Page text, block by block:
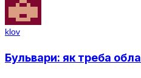
klov
Бульвари: як треба